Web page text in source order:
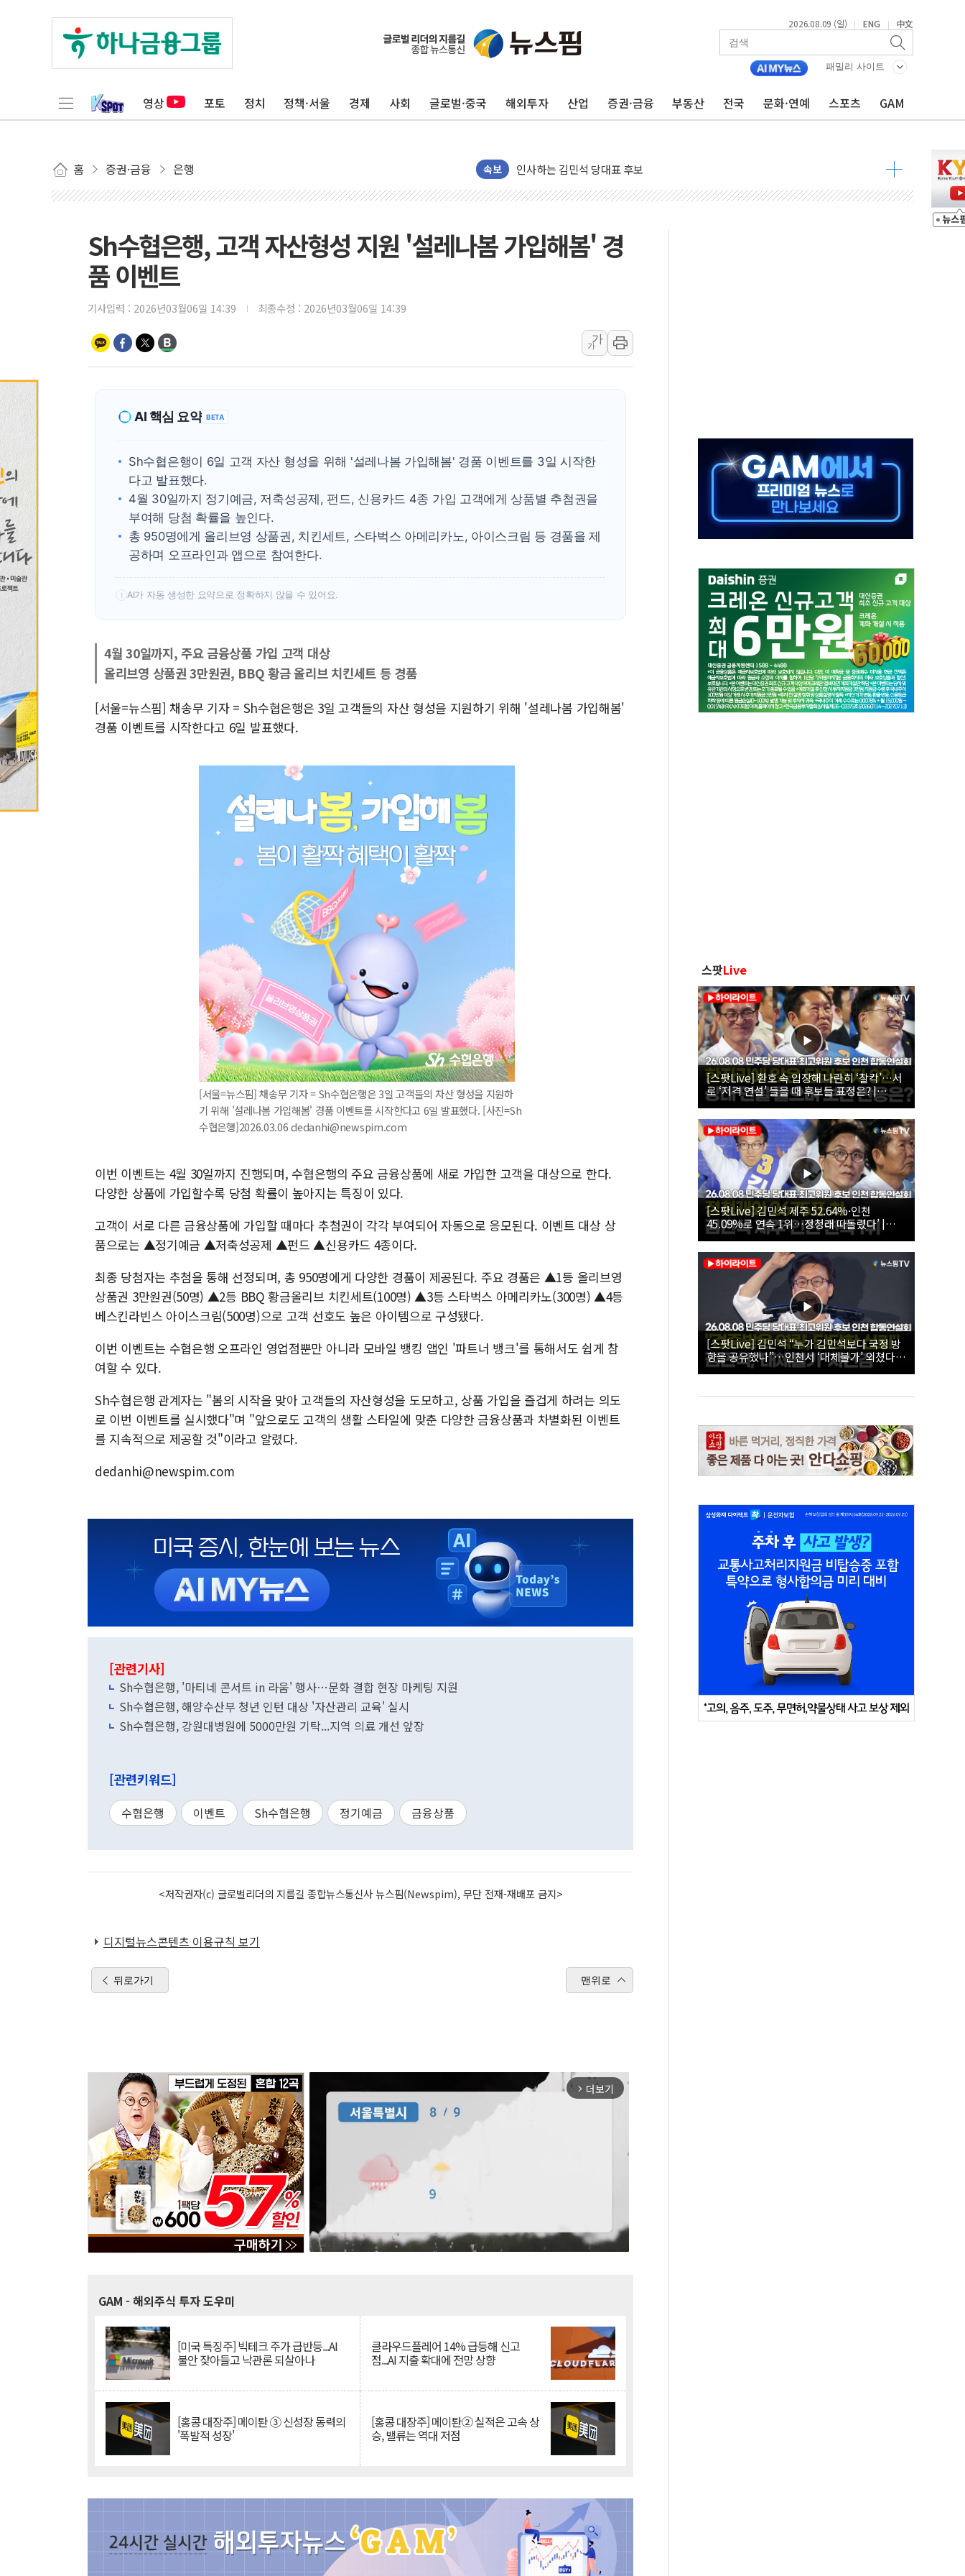
2026.08.09 (일) | ENG | 中文
패밀리 사이트
영상 포토 정치 정책·서울 경제 사회 글로벌·중국 해외투자 산업 증권·금융 부동산 전국 문화·연예 스포츠 GAM
홈 증권·금융 은행 속보
포항시 재난예산 40억 긴급 투입…고수온 양식장 복구·지원 '총력'
울진·영덕 '호우특보'-포항 '산사태 주의보'...경북도, 호우 피해·통제구간 없어
인천 합동연설회 나선 송영길·정청래·김민석 당대표 후보
김민석, 2주차 제주·인천 경선서 정청래에 승리...47.75% vs 42.08%
[속보] 민주, 제주·인천 경선 결과 발표...김민석 47.75% 정청래 42.08%
[속보] 민주, 인천 경선 결과 발표...김민석 45.09% 정청래 43.27% 송영길 11.63%
이번주 국내 주요 금융일정(8.10~8.14)
美, 이란전 출구전략 만지작…공습 한계·탄약 부족 현실화
李대통령 "결혼 때문에 손해 보는 일 없게"…'결혼 페널티' 22개 과제 손본다
여수 오동도 인근 해상서 모터보트 전복…1명 사망·1명 실종
'화합' 꺼낸 김민석에 '뻔뻔' 받아친 정청래…제주 연설서 신경전 고조
Sh수협은행, 고객 자산형성 지원 '설레나봄 가입해봄' 경
품 이벤트
기사입력 : 2026년03월06일 14:39 최종수정 : 2026년03월06일 14:39
가
가
AI 핵심 요약 BETA
Sh수협은행이 6일 고객 자산 형성을 위해 '설레나봄 가입해봄' 경품 이벤트를 3일 시작한
다고 발표했다.
4월 30일까지 정기예금, 저축성공제, 펀드, 신용카드 4종 가입 고객에게 상품별 추첨권을
부여해 당첨 확률을 높인다.
총 950명에게 올리브영 상품권, 치킨세트, 스타벅스 아메리카노, 아이스크림 등 경품을 제
공하며 오프라인과 앱으로 참여한다.
! AI가 자동 생성한 요약으로 정확하지 않을 수 있어요.
4월 30일까지, 주요 금융상품 가입 고객 대상
올리브영 상품권 3만원권, BBQ 황금 올리브 치킨세트 등 경품
[서울=뉴스핌] 채송무 기자 = Sh수협은행은 3일 고객들의 자산 형성을 지원하기 위해 '설레나봄 가입해봄'
경품 이벤트를 시작한다고 6일 발표했다.
[서울=뉴스핌] 채송무 기자 = Sh수협은행은 3일 고객들의 자산 형성을 지원하
기 위해 '설레나봄 가입해봄' 경품 이벤트를 시작한다고 6일 발표했다. [사진=Sh
수협은행]2026.03.06 dedanhi@newspim.com
이번 이벤트는 4월 30일까지 진행되며, 수협은행의 주요 금융상품에 새로 가입한 고객을 대상으로 한다.
다양한 상품에 가입할수록 당첨 확률이 높아지는 특징이 있다.
고객이 서로 다른 금융상품에 가입할 때마다 추첨권이 각각 부여되어 자동으로 응모된다. 이벤트 대상 상
품으로는 ▲정기예금 ▲저축성공제 ▲펀드 ▲신용카드 4종이다.
최종 당첨자는 추첨을 통해 선정되며, 총 950명에게 다양한 경품이 제공된다. 주요 경품은 ▲1등 올리브영
상품권 3만원권(50명) ▲2등 BBQ 황금올리브 치킨세트(100명) ▲3등 스타벅스 아메리카노(300명) ▲4등
베스킨라빈스 아이스크림(500명)으로 고객 선호도 높은 아이템으로 구성됐다.
이번 이벤트는 수협은행 오프라인 영업점뿐만 아니라 모바일 뱅킹 앱인 '파트너 뱅크'를 통해서도 쉽게 참
여할 수 있다.
Sh수협은행 관계자는 "봄의 시작을 맞아 고객들의 자산형성을 도모하고, 상품 가입을 즐겁게 하려는 의도
로 이번 이벤트를 실시했다"며 "앞으로도 고객의 생활 스타일에 맞춘 다양한 금융상품과 차별화된 이벤트
를 지속적으로 제공할 것"이라고 알렸다.
dedanhi@newspim.com
[관련기사]
Sh수협은행, '마티네 콘서트 in 라움' 행사…문화 결합 현장 마케팅 지원
Sh수협은행, 해양수산부 청년 인턴 대상 '자산관리 교육' 실시
Sh수협은행, 강원대병원에 5000만원 기탁...지역 의료 개선 앞장
[관련키워드]
수협은행 이벤트 Sh수협은행 정기예금 금융상품
<저작권자(c) 글로벌리더의 지름길 종합뉴스통신사 뉴스핌(Newspim), 무단 전재-재배포 금지>
디지털뉴스콘텐츠 이용규칙 보기
뒤로가기 맨위로
arrow_forward_ios 더보기
GAM - 해외주식 투자 도우미
[미국 특징주] 빅테크 주가 급반등...AI
불안 잦아들고 낙관론 되살아나
클라우드플레어 14% 급등해 신고
점...AI 지출 확대에 전망 상향
[홍콩 대장주] 메이퇀 ③ 신성장 동력의
'폭발적 성장'
[홍콩 대장주] 메이퇀② 실적은 고속 상
승, 밸류는 역대 저점
스팟Live
[스팟Live] 환호 속 입장해 나란히 ‘찰칵’…서
로 ‘저격 연설’ 들을 때 후보들 표정은? |
26.08.08 더불어민주당 당대표·최고위원 후
보 인천 합동연설회
[스팟Live] 김민석 제주 52.64%·인천
45.09%로 연속 1위…정청래 따돌렸다’ |
26.08.08 더불어민주당 당대표·최고위원 후
보 인천 합동연설회
[스팟Live] 김민석 “누가 김민석보다 국정 방
향을 공유했나”…인천서 ‘대체불가’ 외쳤다 |
26.08.08 더불어민주당 당대표·최고위원 후